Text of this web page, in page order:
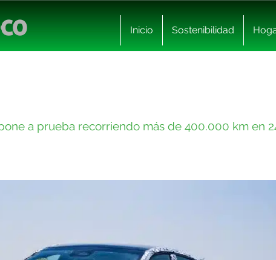
Inicio Sostenibilidad
a prueba recorriendo más de 400.000 km en